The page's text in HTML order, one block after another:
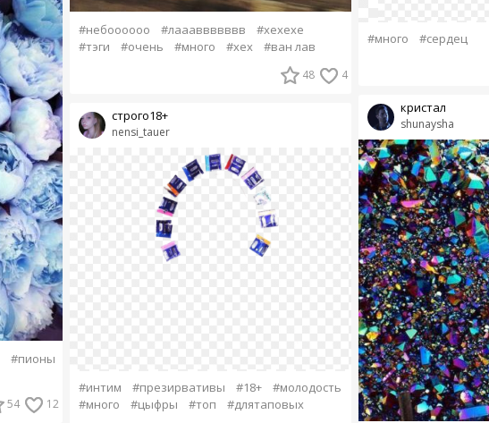
#пионы
54 12
#небоооооо #лаааввввввв
#хехехе
#тэги
#очень #много #хех #ван лав
48 4
nensi_tauer
строго18+
#интим #презирвативы #18+
#молодость
#много
#цыфры #топ #длятаповых
#много #сердец
shunaysha
кристал